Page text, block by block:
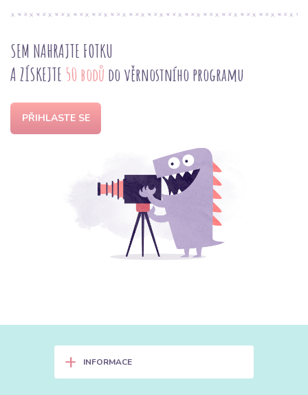
SEM NAHRAJTE FOTKU
A ZÍSKEJTE 50 bodů do věrnostního programu
PŘIHLASTE SE
+ INFORMACE